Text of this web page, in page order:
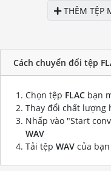
THÊM TỆP
Cách chuyển đổi tệp
Chọn tệp FLAC bạn
Thay đổi chất lượng
Nhấp vào "Start
WAV
Tải tệp WAV của